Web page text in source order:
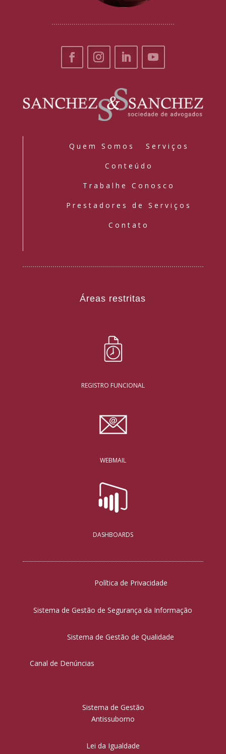
Quem Somos Serviços
Conteúdo
Trabalhe Conosco
Prestadores de Serviços
Contato
Áreas restritas
REGISTRO FUNCIONAL
WEBMAIL
DASHBOARDS
Política de Privacidade
Sistema de Gestão de Segurança da Informação
Sistema de Gestão de Qualidade
Canal de Denúncias
Sistema de Gestão
Antissuborno
Lei da Igualdade